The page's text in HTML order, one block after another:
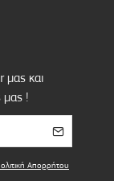
μας και
μας !
Απορρήτου